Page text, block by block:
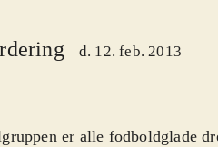
d. 12. feb. 2013
er alle fodboldglade